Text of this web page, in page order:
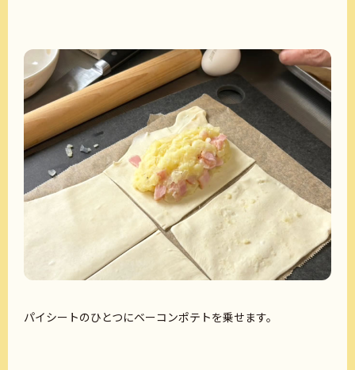
パイシートのひとつにベーコンポテトを乗せます。